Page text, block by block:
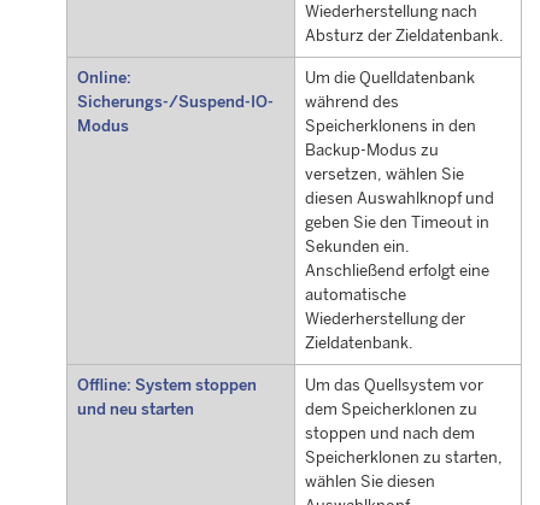
Wiederherstellung nach
Absturz der Zieldatenbank.
Online:
Sicherungs-/Suspend-IO-
Modus
Um die Quelldatenbank
während des
Speicherklonens in den
Backup-Modus zu
versetzen, wählen Sie
diesen Auswahlknopf und
geben Sie den Timeout in
Sekunden ein.
Anschließend erfolgt eine
automatische
Wiederherstellung der
Zieldatenbank.
Offline: System stoppen
und neu starten
Um das Quellsystem vor
dem Speicherklonen zu
stoppen und nach dem
Speicherklonen zu starten,
wählen Sie diesen